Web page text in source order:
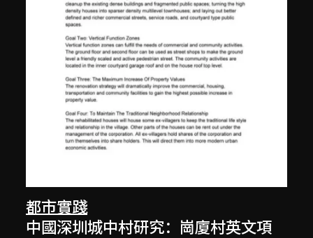
都市實踐
中國深圳城中村研究：崗廈村英文項